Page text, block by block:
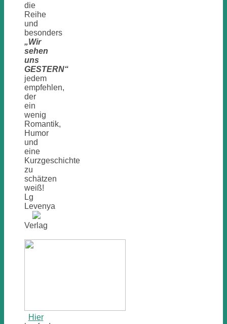
die
Reihe
und
besonders
„Wir
sehen
uns
GESTERN“
jedem
empfehlen,
der
ein
wenig
Romantik,
Humor
und
eine
Kurzgeschichte
zu
schätzen
weiß!
Lg
Levenya
Verlag
Hier